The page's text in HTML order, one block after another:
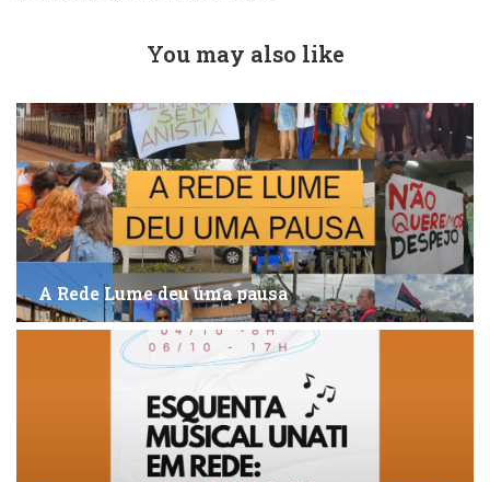
You may also like
A Rede Lume deu uma pausa